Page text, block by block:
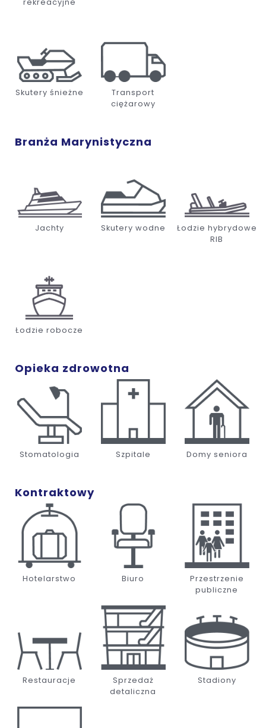
rekreacyjne
Skutery śnieżne
Transport
ciężarowy
Branża Marynistyczna
Jachty Skutery wodne
Łodzie hybrydowe
RIB
Łodzie robocze
Opieka zdrowotna
Stomatologia Szpitale Domy seniora
Kontraktowy
Hotelarstwo Biuro
Przestrzenie
publiczne
Restauracje
Sprzedaż
detaliczna
Stadiony